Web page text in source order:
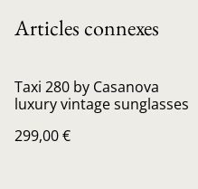
Articles connexes
Taxi 280 by Casanova
luxury vintage sunglasses
299,00 €